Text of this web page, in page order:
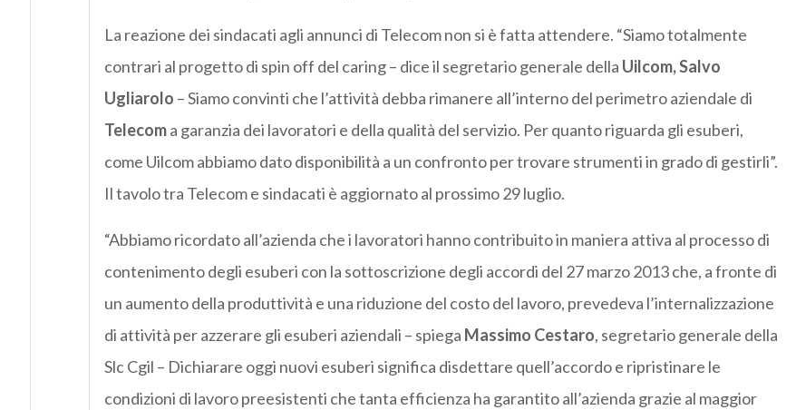
La reazione dei sindacati agli annunci di Telecom non si è fatta attendere. “Siamo totalmente
contrari al progetto di spin off del caring – dice il segretario generale della Uilcom,Salvo
Ugliarolo – Siamo convinti che l’attività debba rimanere all’interno del perimetro aziendale di
Telecoma garanzia dei lavoratori e della qualità del servizio. Per quanto riguarda gli esuberi,
come Uilcom abbiamo dato disponibilità a un confronto per trovare strumenti in grado di gestirli”.
Il tavolo tra Telecom e sindacati è aggiornato al prossimo 29 luglio.
“Abbiamo ricordato all’azienda che i lavoratori hanno contribuito in maniera attiva al processo di
contenimento degli esuberi con la sottoscrizione degli accordi del 27 marzo 2013 che, a fronte di
un aumento della produttività e una riduzione del costo del lavoro, prevedeva l’internalizzazione
di attività per azzerare gli esuberi aziendali – spiega Massimo Cestaro, segretario generale della
Slc Cgil – Dichiarare oggi nuovi esuberi significa disdettare quell’accordo e ripristinare le
condizioni di lavoro preesistenti che tanta efficienza ha garantito all’azienda grazie al maggior